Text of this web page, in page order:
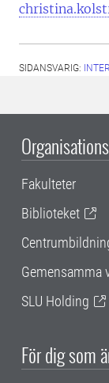
SIDANSVARIG:
Fakulteter
Biblioteket
Gemensamma
SLU Holding
För dig som